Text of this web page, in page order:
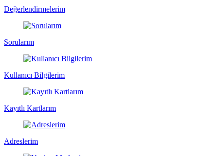
Değerlendirmelerim
Sorularım
Kullanıcı Bilgilerim
Kayıtlı Kartlarım
Adreslerim